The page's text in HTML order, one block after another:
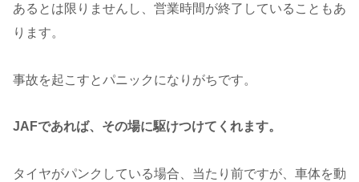
あるとは限りませんし、営業時間が終了していることもあ
ります。
事故を起こすとパニックになりがちです。
JAFであれば、その場に駆けつけてくれます。
タイヤがパンクしている場合、当たり前ですが、車体を動